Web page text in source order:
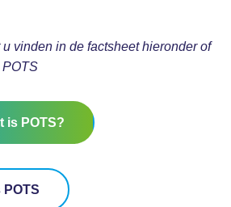
vinden in de factsheet hieronder of
is POTS?